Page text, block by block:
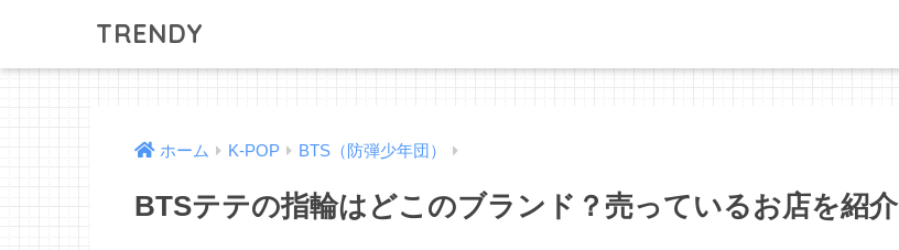
TRENDY
ホーム K-POP BTS（防弾少年団）
BTSテテの指輪はどこのブランド？売っているお店を紹介